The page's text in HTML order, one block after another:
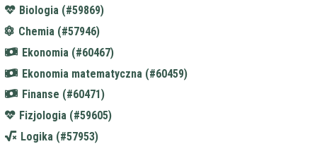
Biologia (#59869)
Chemia (#57946)
Ekonomia (#60467)
Ekonomia matematyczna (#60459)
Finanse (#60471)
Fizjologia (#59605)
Logika (#57953)